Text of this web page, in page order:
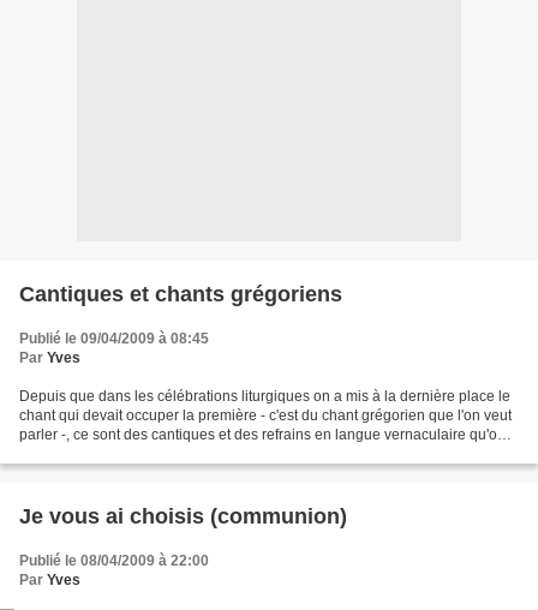
Cantiques et chants grégoriens
Publié le 09/04/2009 à 08:45
Par Yves
Depuis que dans les célébrations liturgiques on a mis à la dernière place le
chant qui devait occuper la première - c'est du chant grégorien que l'on veut
parler -, ce sont des cantiques et des refrains en langue vernaculaire qu'on
Je vous ai choisis (communion)
Publié le 08/04/2009 à 22:00
Par Yves